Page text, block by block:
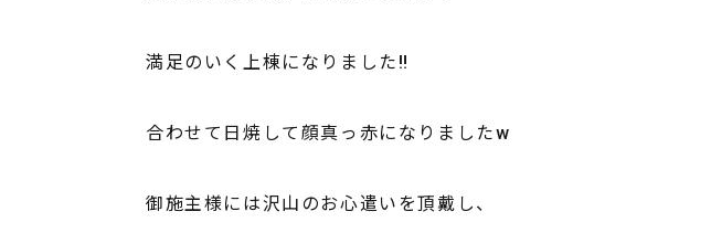
満足のいく上棟になりました‼️
合わせて日焼して顔真っ赤になりましたw
御施主様には沢山のお心遣いを頂戴し、